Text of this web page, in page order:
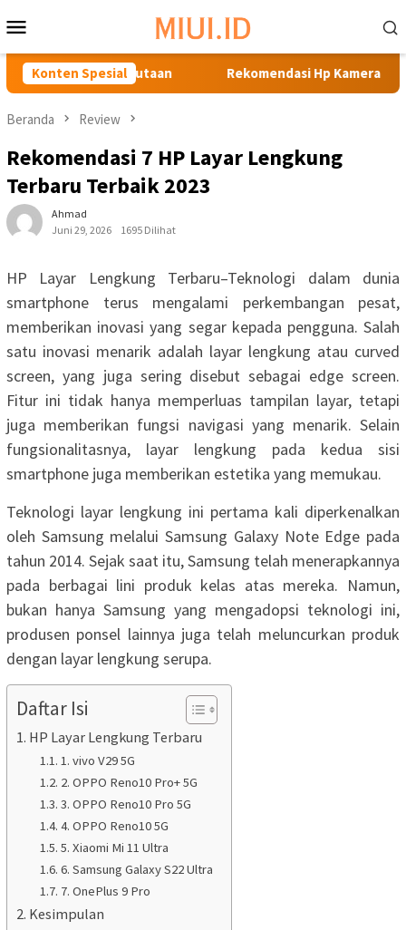
ke
kontenMobile
Konten Spesial
di Bawah 4 Jutaan Rekomendasi Hp Kamera Terbaik
Beranda Review
Rekomendasi 7 HP Layar Lengkung
Terbaru Terbaik 2023
Ahmad
Juni 29, 2026
1695 Dilihat
HP Layar Lengkung Terbaru–Teknologi dalam dunia
smartphone terus mengalami perkembangan pesat,
memberikan inovasi yang segar kepada pengguna. Salah
satu inovasi menarik adalah layar lengkung atau curved
screen, yang juga sering disebut sebagai edge screen.
Fitur ini tidak hanya memperluas tampilan layar, tetapi
juga memberikan fungsi navigasi yang menarik. Selain
fungsionalitasnya, layar lengkung pada kedua sisi
smartphone juga memberikan estetika yang memukau.
Teknologi layar lengkung ini pertama kali diperkenalkan
oleh Samsung melalui Samsung Galaxy Note Edge pada
tahun 2014. Sejak saat itu, Samsung telah menerapkannya
pada berbagai lini produk kelas atas mereka. Namun,
bukan hanya Samsung yang mengadopsi teknologi ini,
produsen ponsel lainnya juga telah meluncurkan produk
dengan layar lengkung serupa.
Daftar Isi
HP Layar Lengkung Terbaru
1. vivo V29 5G
2. OPPO Reno10 Pro+ 5G
3. OPPO Reno10 Pro 5G
4. OPPO Reno10 5G
5. Xiaomi Mi 11 Ultra
6. Samsung Galaxy S22 Ultra
7. OnePlus 9 Pro
Kesimpulan